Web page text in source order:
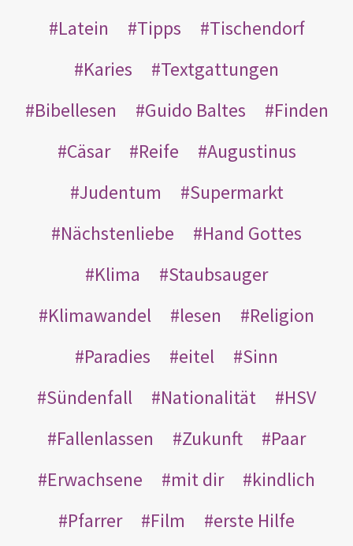
Latein
Tipps
Tischendorf
Karies
Textgattungen
Bibellesen
Guido Baltes
Finden
Cäsar
Reife
Augustinus
Judentum
Supermarkt
Nächstenliebe
Hand Gottes
Klima
Staubsauger
Klimawandel
lesen
Religion
Paradies
eitel
Sinn
Sündenfall
Nationalität
HSV
Fallenlassen
Zukunft
Paar
Erwachsene
mit dir
kindlich
Pfarrer
Film
erste Hilfe